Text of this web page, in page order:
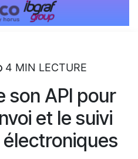
4 MIN LECTURE
son API pour
et le suivi